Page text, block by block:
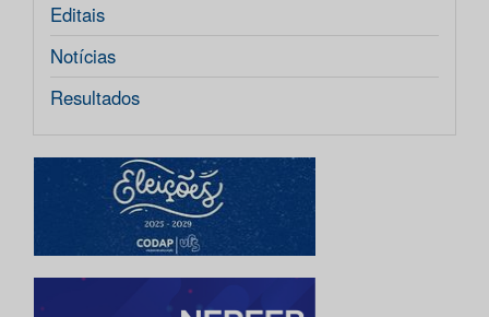
Editais
Notícias
Resultados